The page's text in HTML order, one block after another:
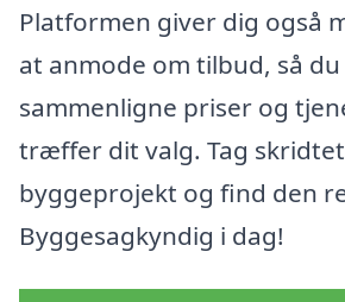
Platformen giver dig også
at anmode om tilbud, så du
sammenligne priser og
træffer dit valg. Tag
byggeprojekt og find den
Byggesagkyndig i dag!